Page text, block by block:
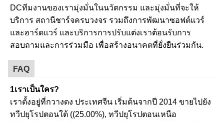
DCทีมงานของเรามุ่งมั่นในนวัตกรรม และมุ่งมั่นที่จะให้
บริการ สถานีชาร์จครบวงจร รวมถึงการพัฒนาซอฟต์แวร์
และฮาร์ดแวร์ และบริการการปรับแต่งเราต้อนรับการ
สอบถามและการร่วมมือ เพื่อสร้างอนาคตที่ยั่งยืนร่วมกัน.
FAQ
1เราเป็นใคร?
เราตั้งอยู่ที่กวางดง ประเทศจีน เริ่มต้นจากปี 2014 ขายไปยัง
ทวีปยุโรปตอนใต้ ((25.00%), ทวีปยุโรปตอนเหนือ